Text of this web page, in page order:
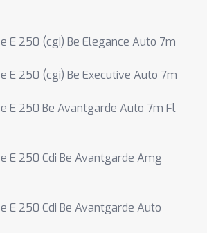
E 250 (cgi) Be Elegance Auto 7m
E 250 (cgi) Be Executive Auto 7m
E 250 Be Avantgarde Auto 7m Fl
E 250 Cdi Be Avantgarde Amg
E 250 Cdi Be Avantgarde Auto